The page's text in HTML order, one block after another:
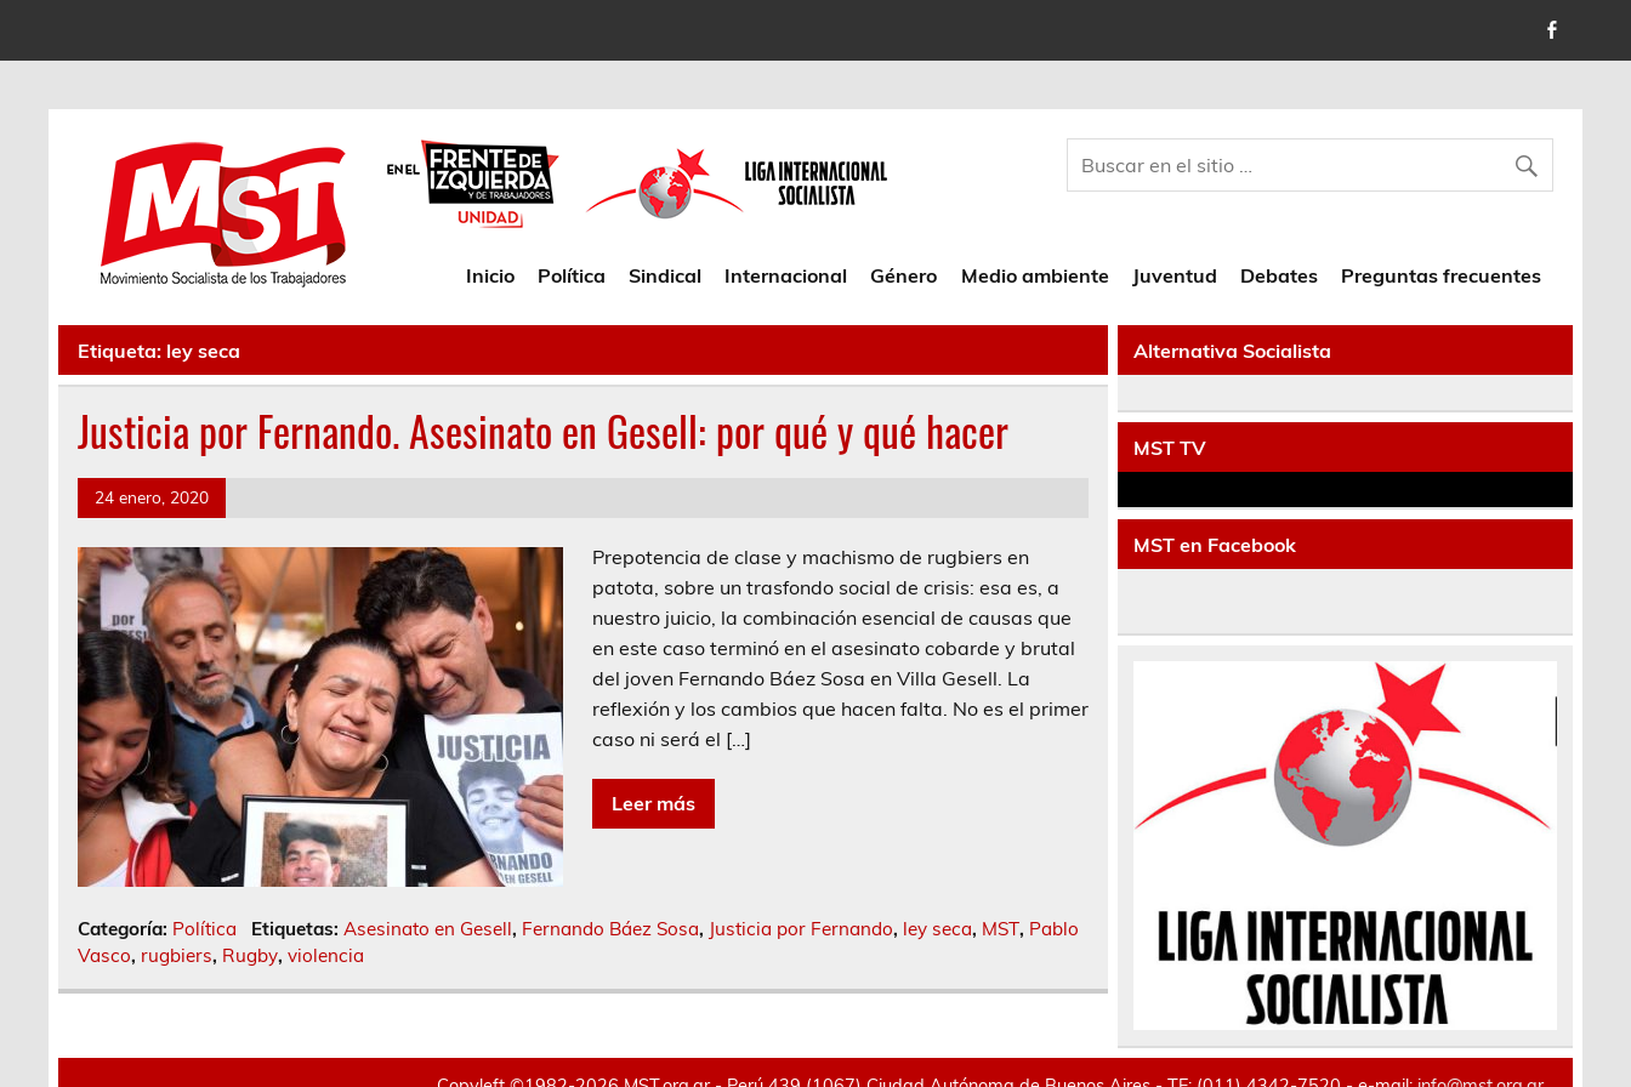
Inicio Política Sindical Internacional Género Medio ambiente Juventud Debates Preguntas frecuentes
Etiqueta: ley seca
Justicia por Fernando. Asesinato en Gesell: por qué y qué hacer
24 enero, 2020
Prepotencia de clase y machismo de rugbiers en
patota, sobre un trasfondo social de crisis: esa es, a
nuestro juicio, la combinación esencial de causas que
en este caso terminó en el asesinato cobarde y brutal
del joven Fernando Báez Sosa en Villa Gesell. La
reflexión y los cambios que hacen falta. No es el primer
caso ni será el […]
Leer más
Categoría: Política Etiquetas: Asesinato en Gesell, Fernando Báez Sosa, Justicia por Fernando, ley seca, MST, Pablo
Vasco, rugbiers, Rugby,violencia
Alternativa Socialista
MST TV
MST en Facebook